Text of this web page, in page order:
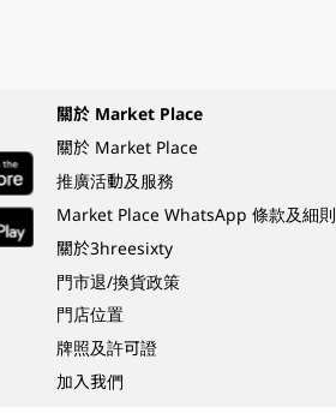
關於 Market Place
關於 Market Place
推廣活動及服務
Market Place WhatsApp 條款及細則
關於3hreesixty
門市退/換貨政策
門店位置
牌照及許可證
加入我們